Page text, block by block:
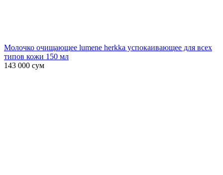
Молочко очищающее lumene herkka успокаивающее для всех
типов кожи 150 мл
143 000 сум